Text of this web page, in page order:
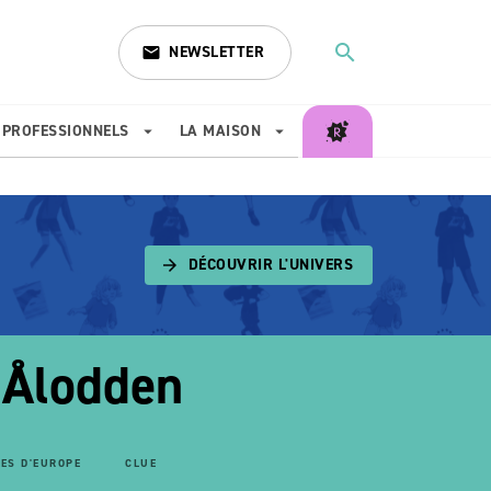
email NEWSLETTER search
PROFESSIONNELS arrow_drop_down LA MAISON arrow_drop_down
search
arrow_forward DÉCOUVRIR L'UNIVERS
D'EUROPE CLUE